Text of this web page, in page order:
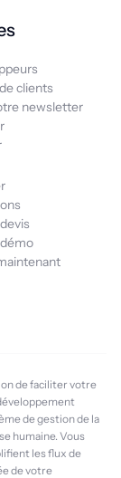
clients
newsletter
de faciliter votre
de gestion de la
humaine. Vous
les flux de
de votre